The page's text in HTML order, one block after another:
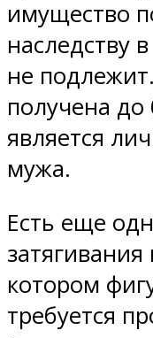
имущество
наследству
не
получена до
является
мужа.
Есть еще
котором
требуется